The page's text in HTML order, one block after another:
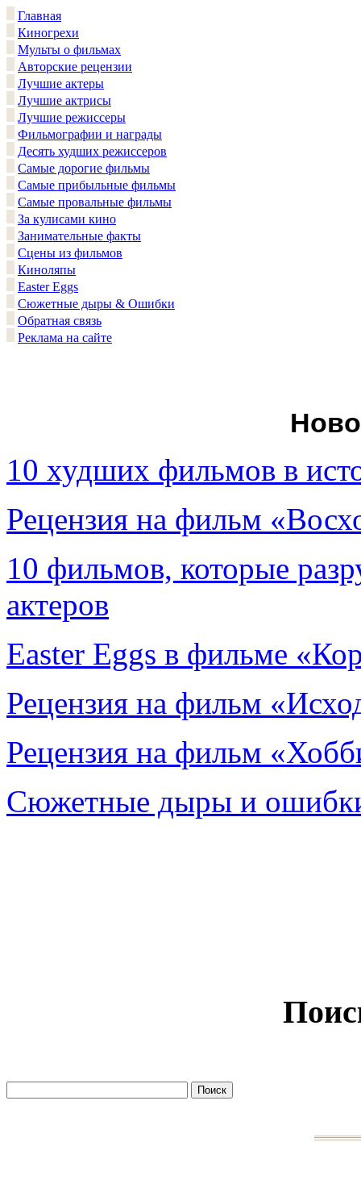
Главная
Киногрехи
Мульты о фильмах
Авторские рецензии
Лучшие актеры
Лучшие актрисы
Лучшие режиссеры
Фильмографии и награды
Десять худших режиссеров
Самые дорогие фильмы
Самые прибыльные фильмы
Самые провальные фильмы
За кулисами кино
Занимательные факты
Сцены из фильмов
Киноляпы
Easter Eggs
Сюжетные дыры & Ошибки
Обратная связь
Реклама на сайте
10 худших фильмов в
Рецензия на фильм
10 фильмов, которые
актеров
Easter Eggs в фильме
Рецензия на фильм
Рецензия на фильм
Сюжетные дыры и